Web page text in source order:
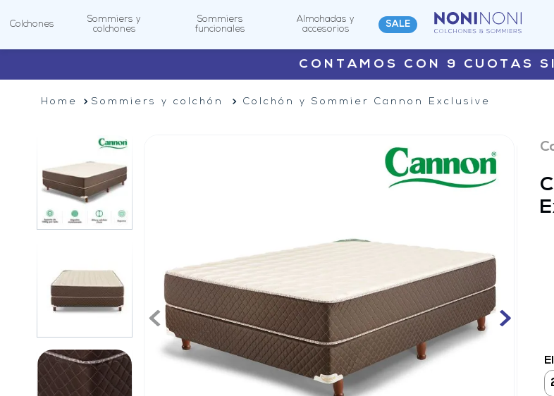
Colchones
Sommiers y
colchones
Sommiers
funcionales
Almohadas y
accesorios
SALE
CONTAMOS CON 9 CUOTAS
Sommiers y colchón Colchón y Sommier Cannon Exclusive
BUSCADOS
1.
sommiers